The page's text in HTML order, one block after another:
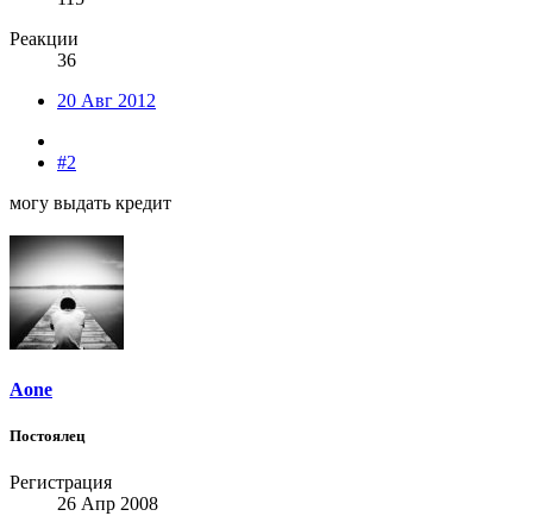
Реакции
36
20 Авг 2012
#2
могу выдать кредит
Aone
Постоялец
Регистрация
26 Апр 2008